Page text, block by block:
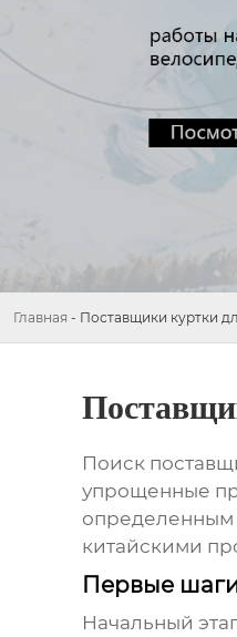
Главная - Поставщики куртки
Поиск
упрощенные
определенным
китайскими
Первые
Начальный